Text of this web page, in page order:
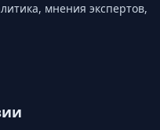
мнения экспертов,